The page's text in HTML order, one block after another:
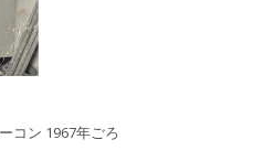
コン 1967年ごろ